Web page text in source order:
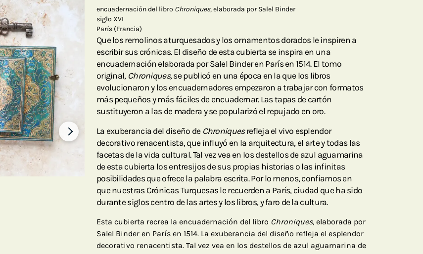
encuadernación del libro Chroniques,elaborada por Salel Binder
siglo XVI
París (Francia)
Que los remolinos aturquesados y los ornamentos dorados le inspiren a
escribir sus crónicas. El diseño de esta cubierta se inspira en una
encuadernación elaborada por Salel Binder en París en 1514. El tomo
original, Chroniques,se publicó en una época en la que los libros
evolucionaron y los encuadernadores empezaron a trabajar con formatos
más pequeños y más fáciles de encuadernar. Las tapas de cartón
sustituyeron a las de madera y se popularizó el repujado en oro.
La exuberancia del diseño de Chroniquesrefleja el vivo esplendor
decorativo renacentista, que influyó en la arquitectura, el arte y todas las
facetas de la vida cultural. Tal vez vea en los destellos de azul aguamarina
de esta cubierta los entresijos de sus propias historias o las infinitas
posibilidades que ofrece la palabra escrita. Por lo menos, confiamos en
que nuestras Crónicas Turquesas le recuerden a París, ciudad que ha sido
durante siglos centro de las artes y los libros, y faro de la cultura.
Esta cubierta recrea la encuadernación del libro Chroniques, elaborada por
Salel Binder en París en 1514. La exuberancia del diseño refleja el esplendor
decorativo renacentista. Tal vez vea en los destellos de azul aguamarina de